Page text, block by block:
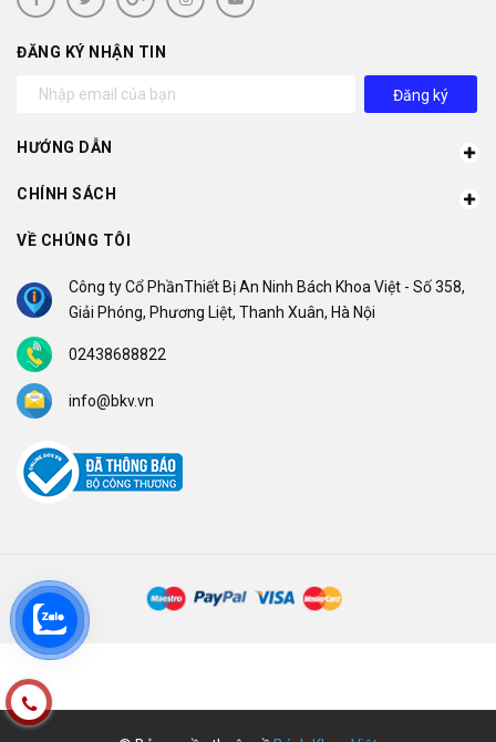
ĐĂNG KÝ NHẬN TIN
Đăng ký
HƯỚNG DẪN
CHÍNH SÁCH
VỀ CHÚNG TÔI
Công ty Cổ PhầnThiết Bị An Ninh Bách Khoa Việt - Số 358,
Giải Phóng, Phương Liệt, Thanh Xuân, Hà Nội
02438688822
info@bkv.vn